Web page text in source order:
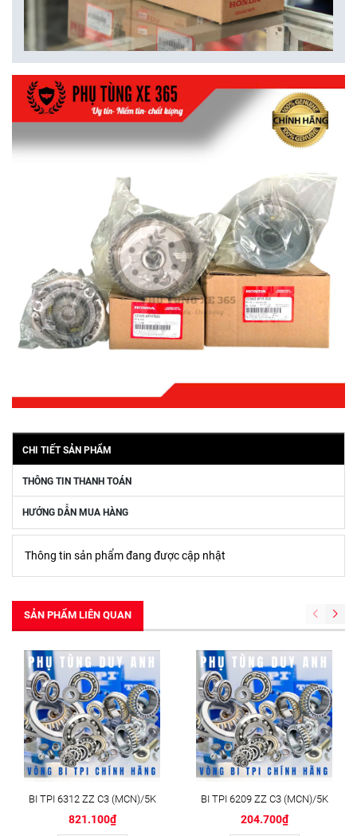
CHI TIẾT SẢN PHẨM
THÔNG TIN THANH TOÁN
HƯỚNG DẪN MUA HÀNG
Thông tin sản phẩm đang được cập nhật
SẢN PHẨM LIÊN QUAN
BI TPI 6312 ZZ C3 (MCN)/5K
821.100₫
BI TPI 6209 ZZ C3 (MCN)/5K
204.700₫